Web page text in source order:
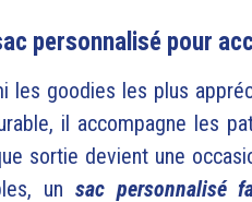
personnalisé pour
les goodies les plus
il accompagne les
sortie devient une
un sac personnalisé